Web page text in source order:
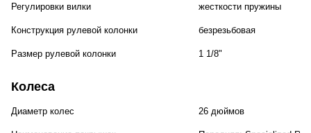
Регулировки вилки жесткости пружины
Конструкция рулевой колонки безрезьбовая
Размер рулевой колонки 1 1/8"
Колеса
Диаметр колес 26 дюймов